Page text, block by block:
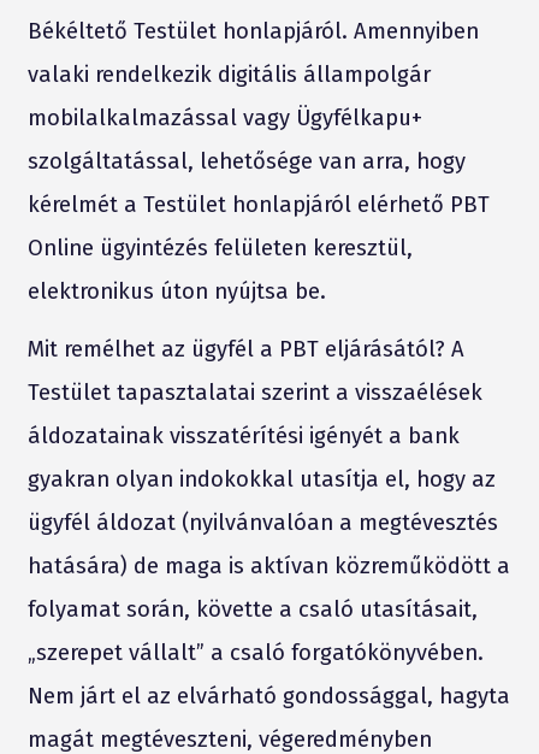
Békéltető Testület honlapjáról. Amennyiben
valaki rendelkezik digitális állampolgár
mobilalkalmazással vagy Ügyfélkapu+
szolgáltatással, lehetősége van arra, hogy
kérelmét a Testület honlapjáról elérhető PBT
Online ügyintézés felületen keresztül,
elektronikus úton nyújtsa be.
Mit remélhet az ügyfél a PBT eljárásától? A
Testület tapasztalatai szerint a visszaélések
áldozatainak visszatérítési igényét a bank
gyakran olyan indokokkal utasítja el, hogy az
ügyfél áldozat (nyilvánvalóan a megtévesztés
hatására) de maga is aktívan közreműködött a
folyamat során, követte a csaló utasításait,
„szerepet vállalt” a csaló forgatókönyvében.
Nem járt el az elvárható gondossággal, hagyta
magát megtéveszteni, végeredményben